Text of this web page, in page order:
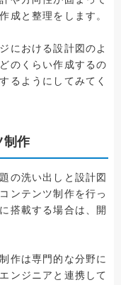
成と整理をします。
における設計図のよ
のくらい作成するの
るようにしてみてく
制作
の洗い出しと設計図
ンテンツ制作を行っ
搭載する場合は、開
作は専門的な分野に
ンジニアと連携して